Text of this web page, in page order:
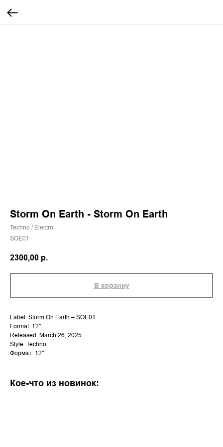
Storm On Earth - Storm On Earth
Techno / Electro
SOE01
2300,00 р.
В корзину
Label: Storm On Earth – SOE01
Format: 12"
Released: March 26, 2025
Style: Techno
Формат: 12''
Кое-что из новинок: